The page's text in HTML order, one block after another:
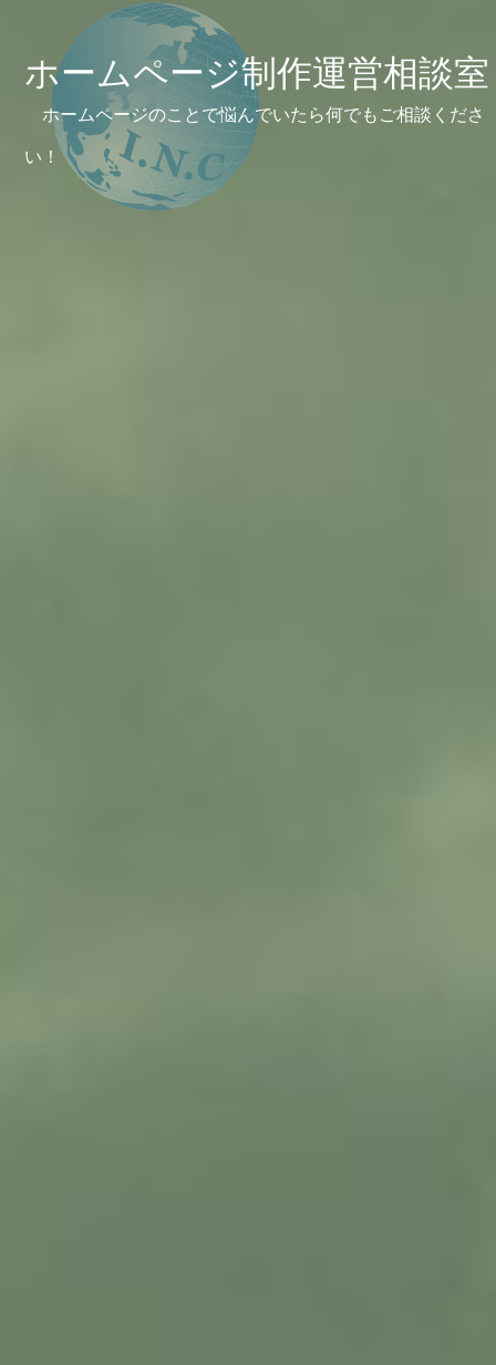
ホームページ制作運営相談室
ホームページのことで悩んでいたら何でもご相談くださ
い！